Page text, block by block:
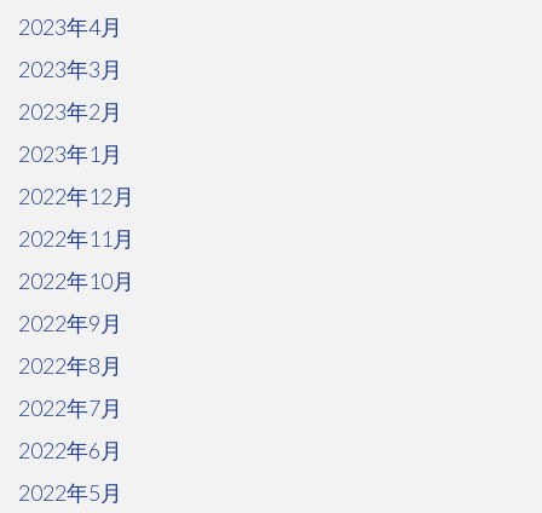
2023年4月
2023年3月
2023年2月
2023年1月
2022年12月
2022年11月
2022年10月
2022年9月
2022年8月
2022年7月
2022年6月
2022年5月